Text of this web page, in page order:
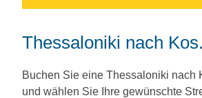
Thessaloniki nach
Buchen Sie eine Thessaloniki nach
und wählen Sie Ihre gewünschte